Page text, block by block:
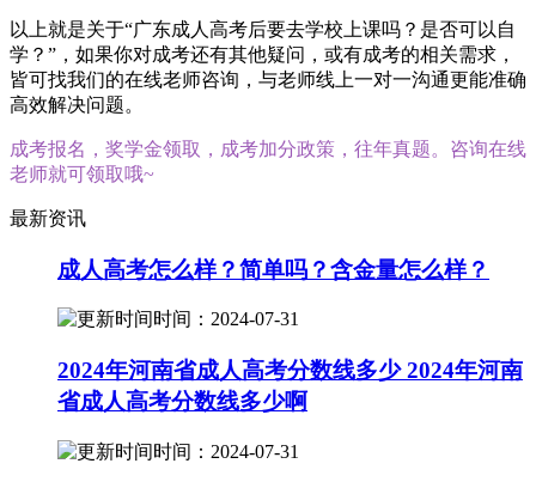
以上就是关于“广东成人高考后要去学校上课吗？是否可以自
学？”，如果你对成考还有其他疑问，或有成考的相关需求，
皆可找我们的在线老师咨询，与老师线上一对一沟通更能准确
高效解决问题。
成考报名，奖学金领取，成考加分政策，往年真题。咨询在线
老师就可领取哦~
最新资讯
成人高考怎么样？简单吗？含金量怎么样？
时间：2024-07-31
2024年河南省成人高考分数线多少 2024年河南
省成人高考分数线多少啊
时间：2024-07-31